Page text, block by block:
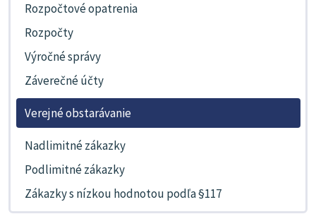
Rozpočtové opatrenia
Rozpočty
Výročné správy
Záverečné účty
Verejné obstarávanie
Nadlimitné zákazky
Podlimitné zákazky
Zákazky s nízkou hodnotou podľa §117